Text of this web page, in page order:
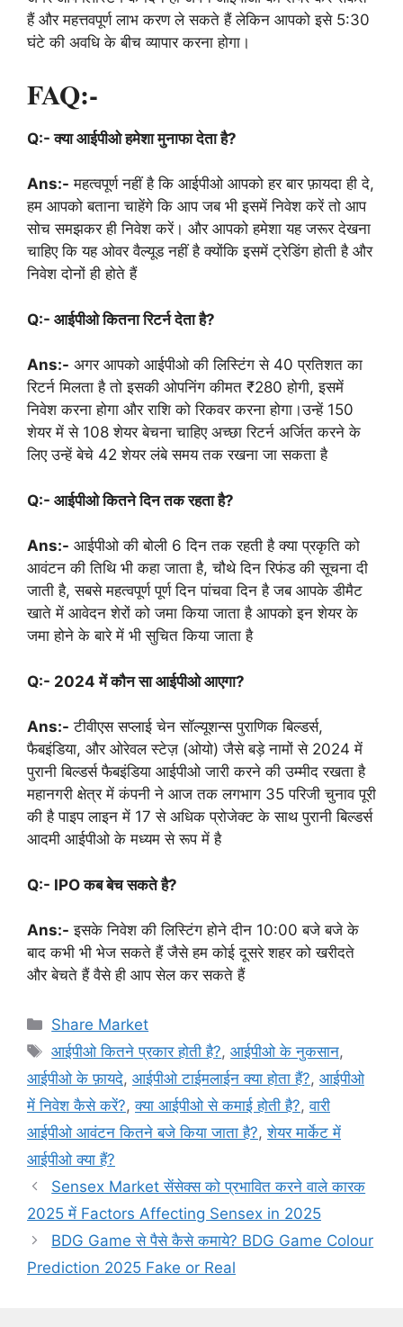
हैं और महत्तवपूर्ण लाभ करण ले सकते हैं लेकिन आपको इसे 5:30
घंटे की अवधि के बीच व्यापार करना होगा।
FAQ:-
Q:- क्या आईपीओ हमेशा मुनाफा देता है?
Ans:- महत्वपूर्ण नहीं है कि आईपीओ आपको हर बार फ़ायदा ही दे,
हम आपको बताना चाहेंगे कि आप जब भी इसमें निवेश करें तो आप
सोच समझकर ही निवेश करें। और आपको हमेशा यह जरूर देखना
चाहिए कि यह ओवर वैल्यूड नहीं है क्योंकि इसमें ट्रेडिंग होती है और
निवेश दोनों ही होते हैं
Q:- आईपीओ कितना रिटर्न देता है?
Ans:- अगर आपको आईपीओ की लिस्टिंग से 40 प्रतिशत का
रिटर्न मिलता है तो इसकी ओपनिंग कीमत ₹280 होगी, इसमें
निवेश करना होगा और राशि को रिकवर करना होगा।उन्हें 150
शेयर में से 108 शेयर बेचना चाहिए अच्छा रिटर्न अर्जित करने के
लिए उन्हें बेचे 42 शेयर लंबे समय तक रखना जा सकता है
Q:- आईपीओ कितने दिन तक रहता है?
Ans:- आईपीओ की बोली 6 दिन तक रहती है क्या प्रकृति को
आवंटन की तिथि भी कहा जाता है, चौथे दिन रिफंड की सूचना दी
जाती है, सबसे महत्वपूर्ण पूर्ण दिन पांचवा दिन है जब आपके डीमैट
खाते में आवेदन शेरों को जमा किया जाता है आपको इन शेयर के
जमा होने के बारे में भी सुचित किया जाता है
Q:- 2024 में कौन सा आईपीओ आएगा?
Ans:- टीवीएस सप्लाई चेन सॉल्यूशन्स पुराणिक बिल्डर्स,
फैबइंडिया, और ओरेवल स्टेज़ (ओयो) जैसे बड़े नामों से 2024 में
पुरानी बिल्डर्स फैबइंडिया आईपीओ जारी करने की उम्मीद रखता है
महानगरी क्षेत्र में कंपनी ने आज तक लगभाग 35 परिजी चुनाव पूरी
की है पाइप लाइन में 17 से अधिक प्रोजेक्ट के साथ पुरानी बिल्डर्स
आदमी आईपीओ के मध्यम से रूप में है
Q:- IPO कब बेच सकते है?
Ans:- इसके निवेश की लिस्टिंग होने दीन 10:00 बजे बजे के
बाद कभी भी भेज सकते हैं जैसे हम कोई दूसरे शहर को खरीदते
और बेचते हैं वैसे ही आप सेल कर सकते हैं
Categories
Share Market
Tags
आईपीओ कितने प्रकार होती है?,आईपीओ के नुकसान,
आईपीओ के फ़ायदे, आईपीओ टाईमलाईन क्या होता हैं?, आईपीओ
में निवेश कैसे करें?,क्या आईपीओ से कमाई होती है?,वारी
आईपीओ आवंटन कितने बजे किया जाता है?,शेयर मार्केट में
आईपीओ क्या हैं?
Sensex Market सेंसेक्स को प्रभावित करने वाले कारक
2025 में Factors Affecting Sensex in 2025
BDG Game से पैसे कैसे कमाये? BDG Game Colour
Prediction 2025 Fake or Real